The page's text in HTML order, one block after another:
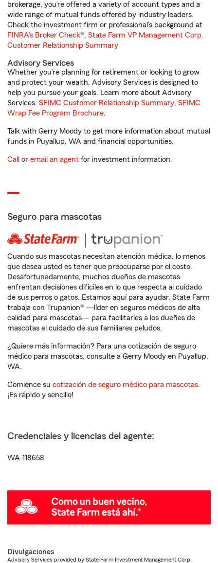
brokerage, you’re offered a variety of account types and a
wide range of mutual funds offered by industry leaders.
Check the investment firm or professional’s background at
FINRA's Broker Check®. State Farm VP Management Corp.
Customer Relationship Summary
Advisory Services
Whether you’re planning for retirement or looking to grow
and protect your wealth, Advisory Services is designed to
help you pursue your goals. Learn more about Advisory
Services. SFIMC Customer Relationship Summary, SFIMC
Wrap Fee Program Brochure.
Talk with Gerry Moody to get more information about mutual
funds in Puyallup, WA and financial opportunities.
Call or email an agent for investment information.
Seguro para mascotas
Cuando sus mascotas necesitan atención médica, lo menos
que desea usted es tener que preocuparse por el costo.
Desafortunadamente, muchos dueños de mascotas
enfrentan decisiones difíciles en lo que respecta al cuidado
de sus perros o gatos. Estamos aquí para ayudar. State Farm
trabaja con Trupanion® —líder en seguros médicos de alta
calidad para mascotas— para facilitarles a los dueños de
mascotas el cuidado de sus familiares peludos.
¿Quiere más información? Para una cotización de seguro
médico para mascotas, consulte a Gerry Moody en Puyallup,
WA.
Comience su cotización de seguro médico para mascotas.
¡Es rápido y sencillo!
Credenciales y licencias del agente:
WA-118658
Divulgaciones
Advisory Services provided by State Farm Investment Management Corp.